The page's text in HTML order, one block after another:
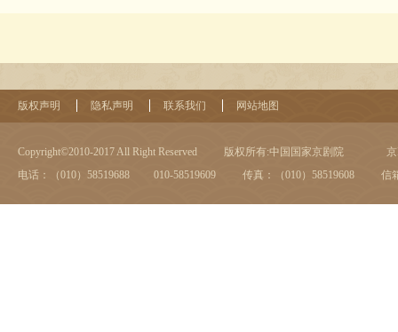
版权声明 隐私声明 联系我们 网站地图
Copyright©2010-2017 All Right Reserved 版权所有:中国国家京剧院
电话：（010）58519688 010-58519609
传真：（010）58519608 信